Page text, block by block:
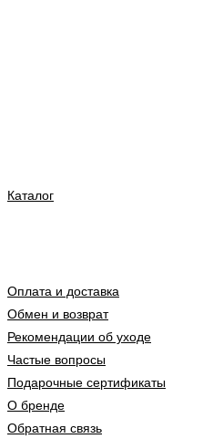
Каталог
Оплата и доставка
Обмен и возврат
Рекомендации об уходе
Частые вопросы
Подарочные сертификаты
О бренде
Обратная связь